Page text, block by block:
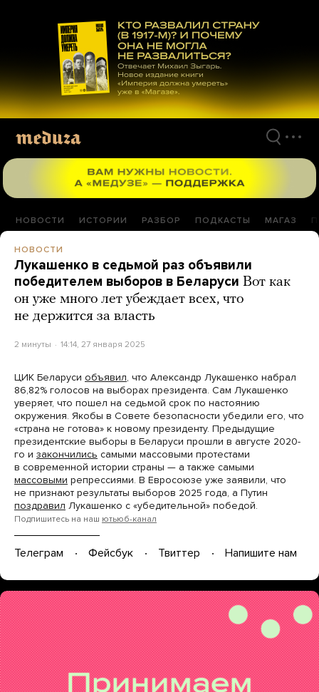
материалам
НОВОСТИ ИСТОРИИ РАЗБОР ПОДКАСТЫ МАГАЗ
НОВОСТИ
Лукашенко в седьмой раз объявили
победителем выборов в Беларуси Вот как
он уже много лет убеждает всех, что
не держится за власть
2 минуты 14:14, 27 января 2025
ЦИК Беларуси объявил, что Александр Лукашенко набрал
86,82% голосов на выборах президента. Сам Лукашенко
уверяет, что пошел на седьмой срок по настоянию
окружения. Якобы в Совете безопасности убедили его, что
«страна не готова» к новому президенту. Предыдущие
президентские выборы в Беларуси прошли в августе 2020-
го и закончились самыми массовыми протестами
в современной истории страны — а также самыми
массовыми репрессиями. В Евросоюзе уже заявили, что
не признают результаты выборов 2025 года, а Путин
поздравил Лукашенко с «убедительной» победой.
Подпишитесь на наш ютьюб-канал
Телеграм Фейсбук Твиттер Напишите нам